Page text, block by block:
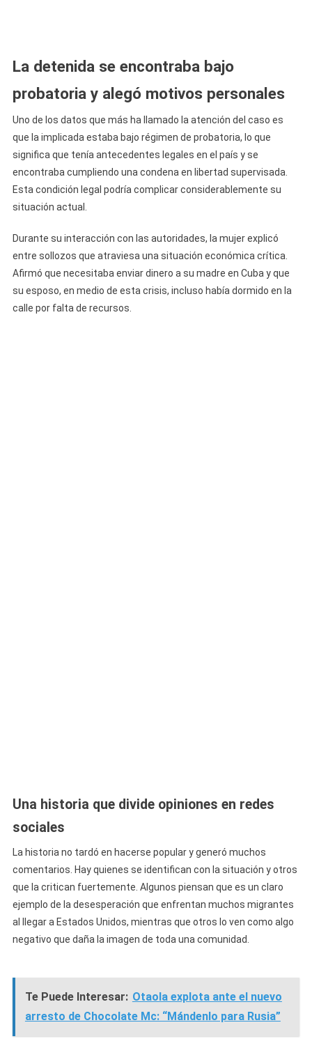
La detenida se encontraba bajo
probatoria y alegó motivos personales
Uno de los datos que más ha llamado la atención del caso es
que la implicada estaba bajo régimen de probatoria, lo que
significa que tenía antecedentes legales en el país y se
encontraba cumpliendo una condena en libertad supervisada.
Esta condición legal podría complicar considerablemente su
situación actual.
Durante su interacción con las autoridades, la mujer explicó
entre sollozos que atraviesa una situación económica crítica.
Afirmó que necesitaba enviar dinero a su madre en Cuba y que
su esposo, en medio de esta crisis, incluso había dormido en la
calle por falta de recursos.
Una historia que divide opiniones en redes
sociales
La historia no tardó en hacerse popular y generó muchos
comentarios. Hay quienes se identifican con la situación y otros
que la critican fuertemente. Algunos piensan que es un claro
ejemplo de la desesperación que enfrentan muchos migrantes
al llegar a Estados Unidos, mientras que otros lo ven como algo
negativo que daña la imagen de toda una comunidad.
Te Puede Interesar: Otaola explota ante el nuevo
arresto de Chocolate Mc: “Mándenlo para Rusia”